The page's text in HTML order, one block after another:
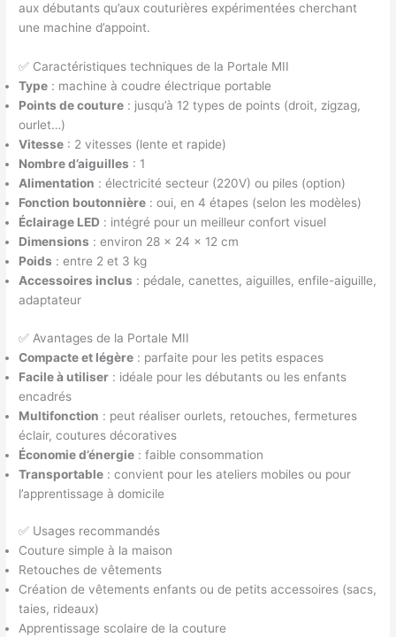
aux débutants qu’aux couturières expérimentées cherchant
une machine d’appoint.
✅ Caractéristiques techniques de la Portale MII
Type : machine à coudre électrique portable
Points de couture : jusqu’à 12 types de points (droit, zigzag,
ourlet…)
Vitesse : 2 vitesses (lente et rapide)
Nombre d’aiguilles : 1
Alimentation : électricité secteur (220V) ou piles (option)
Fonction boutonnière : oui, en 4 étapes (selon les modèles)
Éclairage LED : intégré pour un meilleur confort visuel
Dimensions : environ 28 x 24 x 12 cm
Poids : entre 2 et 3 kg
Accessoires inclus : pédale, canettes, aiguilles, enfile-aiguille,
adaptateur
✅ Avantages de la Portale MII
Compacte et légère : parfaite pour les petits espaces
Facile à utiliser : idéale pour les débutants ou les enfants
encadrés
Multifonction : peut réaliser ourlets, retouches, fermetures
éclair, coutures décoratives
Économie d’énergie : faible consommation
Transportable : convient pour les ateliers mobiles ou pour
l’apprentissage à domicile
✅ Usages recommandés
Couture simple à la maison
Retouches de vêtements
Création de vêtements enfants ou de petits accessoires (sacs,
taies, rideaux)
Apprentissage scolaire de la couture